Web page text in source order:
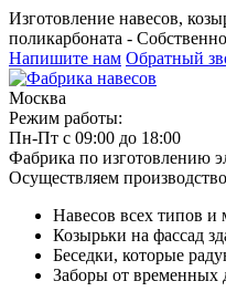
Изготовление навесов,
поликарбоната -
Напишите нам Обратный
Москва
Режим работы:
Пн-Пт с 09:00 до 18:00
Фабрика по изготовлению
Осуществляем
Навесов всех типов
Козырьки на фассад
Беседки, которые
Заборы от временных